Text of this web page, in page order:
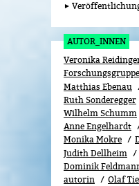
AUTOR_INNEN
Veronika
Matthias Ebenau
Ruth Sonderegger
Wilhelm Schumm
Anne Engelhardt
Monika Mokre
Judith Dellheim
Dominik
autorin
Olaf